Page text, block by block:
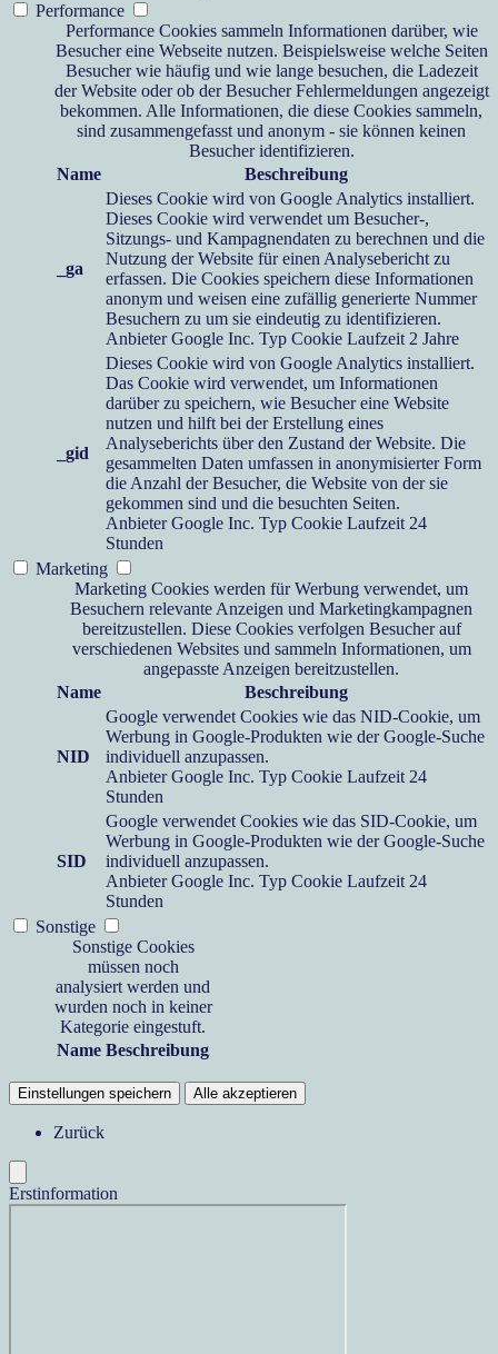
Performance
Performance Cookies sammeln Informationen darüber, wie
Besucher eine Webseite nutzen. Beispielsweise welche Seiten
Besucher wie häufig und wie lange besuchen, die Ladezeit
der Website oder ob der Besucher Fehlermeldungen angezeigt
bekommen. Alle Informationen, die diese Cookies sammeln,
sind zusammengefasst und anonym - sie können keinen
Besucher identifizieren.
Name
Beschreibung
_ga
Dieses Cookie wird von Google Analytics installiert.
Dieses Cookie wird verwendet um Besucher-,
Sitzungs- und Kampagnendaten zu berechnen und die
Nutzung der Website für einen Analysebericht zu
erfassen. Die Cookies speichern diese Informationen
anonym und weisen eine zufällig generierte Nummer
Besuchern zu um sie eindeutig zu identifizieren.
Anbieter Google Inc. Typ Cookie Laufzeit 2 Jahre
_gid
Dieses Cookie wird von Google Analytics installiert.
Das Cookie wird verwendet, um Informationen
darüber zu speichern, wie Besucher eine Website
nutzen und hilft bei der Erstellung eines
Analyseberichts über den Zustand der Website. Die
gesammelten Daten umfassen in anonymisierter Form
die Anzahl der Besucher, die Website von der sie
gekommen sind und die besuchten Seiten.
Anbieter Google Inc. Typ Cookie Laufzeit 24
Stunden
Marketing
Marketing Cookies werden für Werbung verwendet, um
Besuchern relevante Anzeigen und Marketingkampagnen
bereitzustellen. Diese Cookies verfolgen Besucher auf
verschiedenen Websites und sammeln Informationen, um
angepasste Anzeigen bereitzustellen.
Name
Beschreibung
NID
Google verwendet Cookies wie das NID-Cookie, um
Werbung in Google-Produkten wie der Google-Suche
individuell anzupassen.
Anbieter Google Inc. Typ Cookie Laufzeit 24
Stunden
SID
Google verwendet Cookies wie das SID-Cookie, um
Werbung in Google-Produkten wie der Google-Suche
individuell anzupassen.
Anbieter Google Inc. Typ Cookie Laufzeit 24
Stunden
Sonstige
Sonstige Cookies
müssen noch
analysiert werden und
wurden noch in keiner
Kategorie eingestuft.
Name Beschreibung
Einstellungen speichern Alle akzeptieren
Zurück
Erstinformation